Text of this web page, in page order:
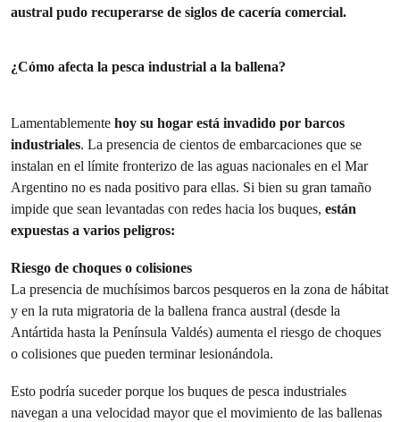
austral pudo recuperarse de siglos de cacería comercial.
¿Cómo afecta la pesca industrial a la ballena?
Lamentablemente hoy su hogar está invadido por barcos
industriales. La presencia de cientos de embarcaciones que se
instalan en el límite fronterizo de las aguas nacionales en el Mar
Argentino no es nada positivo para ellas. Si bien su gran tamaño
impide que sean levantadas con redes hacia los buques, están
expuestas a varios peligros:
Riesgo de choques o colisiones
La presencia de muchísimos barcos pesqueros en la zona de hábitat
y en la ruta migratoria de la ballena franca austral (desde la
Antártida hasta la Península Valdés) aumenta el riesgo de choques
o colisiones que pueden terminar lesionándola.
Esto podría suceder porque los buques de pesca industriales
navegan a una velocidad mayor que el movimiento de las ballenas